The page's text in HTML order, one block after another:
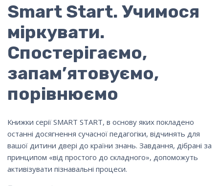
Smart Start. Учимося
міркувати.
Спостерігаємо,
запам’ятовуємо,
порівнюємо
Книжки серії SMART START, в основу яких покладено
останні досягнення сучасної педагогіки, відчинять для
вашої дитини двері до країни знань. Завдання, дібрані за
принципом «від простого до складного», допоможуть
активізувати пізнавальні процеси.